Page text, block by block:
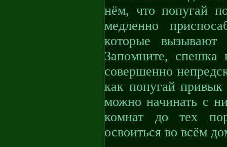
нём, что попугай
медленно
которые вызывают
Запомните, спешка
совершенно
как попугай
можно начинать с
комнат до тех
освоиться во всём